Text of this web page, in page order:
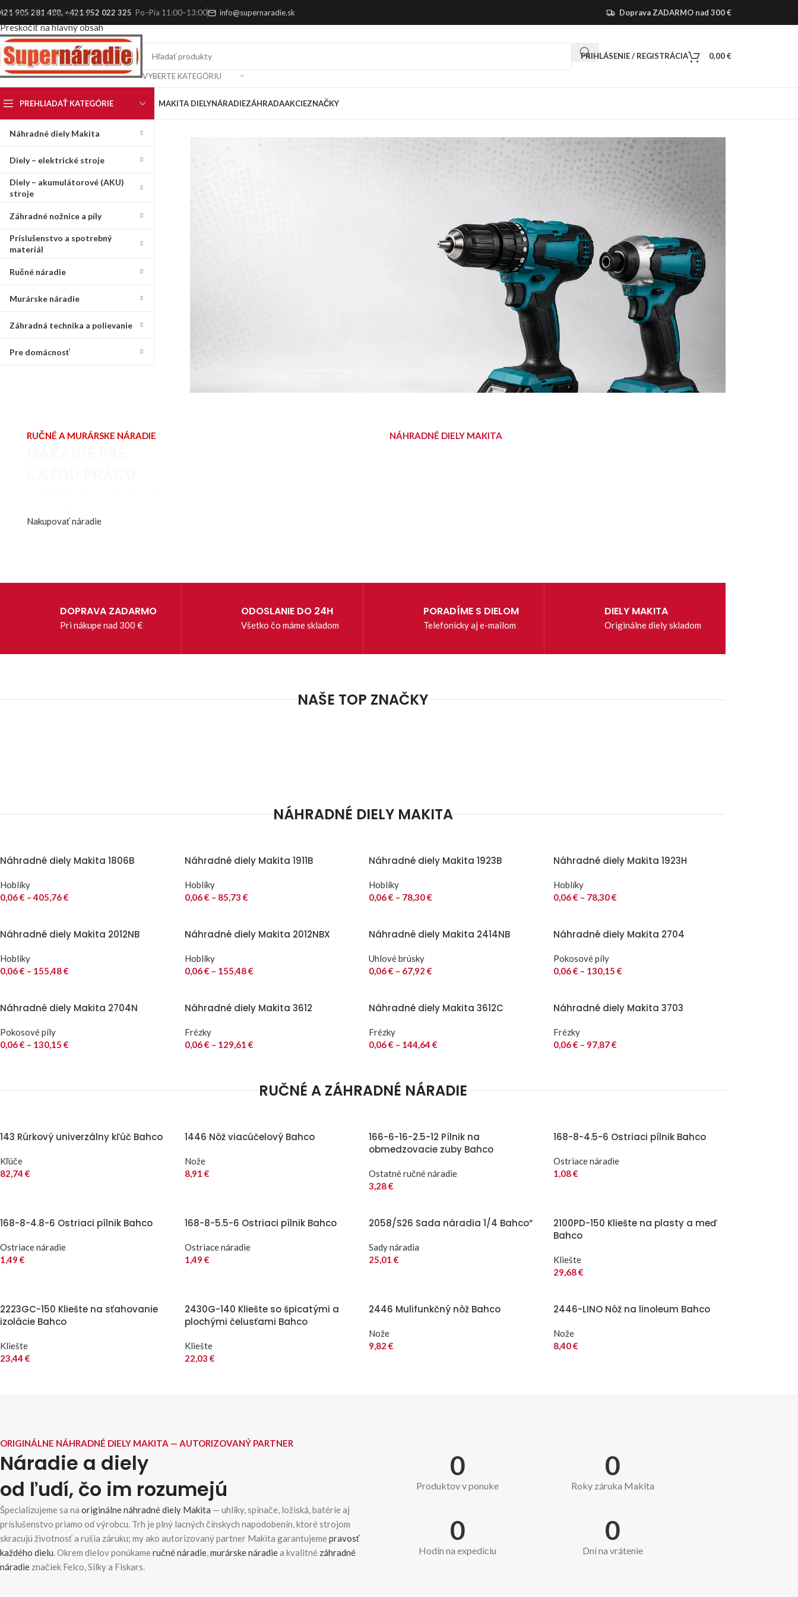
Preskočiť na navigáciu
Preskočiť na hlavný obsah
905 281 488,+421 952 022 325 Po–Pia 11:00–13:00 info@supernaradie.sk Doprava ZADARMO nad 300 €
VYBERTE KATEGÓRIU
PRIHLÁSENIE / REGISTRÁCIA 0,00€
PREHLIADAŤ KATEGÓRIE
Náhradné diely Makita
Diely – elektrické stroje
Diely – akumulátorové (AKU)
stroje
Záhradné nožnice a píly
Príslušenstvo a spotrebný
materiál
Ručné náradie
Murárske náradie
Záhradná technika a polievanie
Pre domácnosť
MAKITA DIELYNÁRADIEZÁHRADAAKCIEZNAČKY
RUČNÉ A MURÁRSKE NÁRADIE
Nakupovať náradie
NÁHRADNÉ DIELY MAKITA
DOPRAVA ZADARMO
Pri nákupe nad 300 €
ODOSLANIE DO 24H
Všetko čo máme skladom
PORADÍME S DIELOM
Telefonicky aj e-mailom
DIELY MAKITA
Originálne diely skladom
NAŠE TOP ZNAČKY
NÁHRADNÉ DIELY MAKITA
Náhradné diely Makita 1806B
Hoblíky
0,06€ – 405,76€
Náhradné diely Makita 1911B
Hoblíky
0,06€ – 85,73 €
Náhradné diely Makita 1923B
Hoblíky
0,06€ – 78,30€
Náhradné diely Makita 1923H
Hoblíky
0,06€ – 78,30€
Náhradné diely Makita 2012NB
Hoblíky
0,06€ – 155,48€
Náhradné diely Makita 2012NBX
Hoblíky
0,06€ – 155,48€
Náhradné diely Makita 2414NB
Uhlové brúsky
0,06€ – 67,92 €
Náhradné diely Makita 2704
Pokosové píly
0,06€ – 130,15 €
Náhradné diely Makita 2704N
Pokosové píly
0,06€ – 130,15 €
Náhradné diely Makita 3612
Frézky
0,06€ – 129,61 €
Náhradné diely Makita 3612C
Frézky
0,06€ – 144,64 €
Náhradné diely Makita 3703
Frézky
0,06€ – 97,87€
RUČNÉ A ZÁHRADNÉ NÁRADIE
143 Rúrkový univerzálny kľúč Bahco
Kľúče
82,74 €
1446 Nôž viacúčelový Bahco
Nože
8,91 €
166-6-16-2.5-12 Pílnik na
obmedzovacie zuby Bahco
Ostatné ručné náradie
3,28€
168-8-4.5-6 Ostriaci pílnik Bahco
Ostriace náradie
1,08€
168-8-4.8-6 Ostriaci pílnik Bahco
Ostriace náradie
1,49 €
168-8-5.5-6 Ostriaci pílnik Bahco
Ostriace náradie
1,49 €
2058/S26 Sada náradia 1/4 Bahco“
Sady náradia
25,01 €
2100PD-150 Kliešte na plasty a meď
Bahco
Kliešte
29,68€
2223GC-150 Kliešte na sťahovanie
izolácie Bahco
Kliešte
23,44 €
2430G-140 Kliešte so špicatými a
plochými čelusťami Bahco
Kliešte
22,03 €
2446 Mulifunkčný nôž Bahco
Nože
9,82 €
2446-LINO Nôž na linoleum Bahco
Nože
8,40€
ORIGINÁLNE NÁHRADNÉ DIELY MAKITA — AUTORIZOVANÝ PARTNER
Náradie a diely
od ľudí, čo im rozumejú
Špecializujeme sa na originálne náhradné diely Makita — uhlíky, spínače, ložiská, batérie aj
príslušenstvo priamo od výrobcu. Trh je plný lacných čínskych napodobenín, ktoré strojom
skracujú životnosť a rušia záruku; my ako autorizovaný partner Makita garantujemepravosť
každého dielu. Okrem dielov ponúkameručné náradie,murárske náradiea kvalitné záhradné
náradie značiek Felco, Silky a Fiskars.
0
Produktov v ponuke
0
Roky záruka Makita
0
Hodín na expedíciu
0
Dní na vrátenie